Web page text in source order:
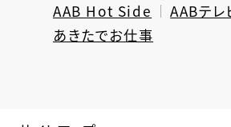
AAB Hot Side
AABテ
あきたでお仕事